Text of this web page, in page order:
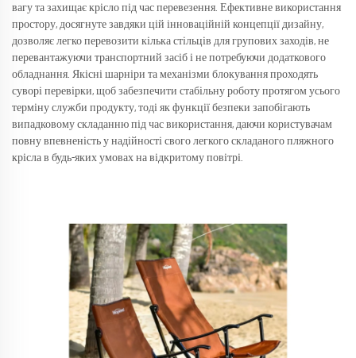
вагу та захищає крісло під час перевезення. Ефективне використання
простору, досягнуте завдяки цій інноваційній концепції дизайну,
дозволяє легко перевозити кілька стільців для групових заходів, не
перевантажуючи транспортний засіб і не потребуючи додаткового
обладнання. Якісні шарніри та механізми блокування проходять
суворі перевірки, щоб забезпечити стабільну роботу протягом усього
терміну служби продукту, тоді як функції безпеки запобігають
випадковому складанню під час використання, даючи користувачам
повну впевненість у надійності свого легкого складаного пляжного
крісла в будь-яких умовах на відкритому повітрі.